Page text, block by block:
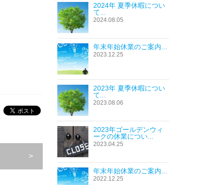
2024年 夏季休暇につい
て...
2024.08.05
年末年始休業のご案内...
2023.12.25
2023年 夏季休暇につい
て...
2023.08.06
2023年ゴールデンウィ
ークの休業につい...
2023.04.25
年末年始休業のご案内...
2022.12.25